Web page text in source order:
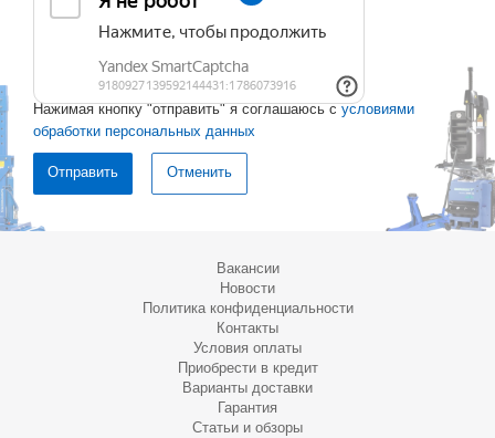
Нажимая кнопку "отправить" я соглашаюсь с условиями
обработки персональных данных
Отменить
Вакансии
Новости
Политика конфиденциальности
Контакты
Условия оплаты
Приобрести в кредит
Варианты доставки
Гарантия
Статьи и обзоры